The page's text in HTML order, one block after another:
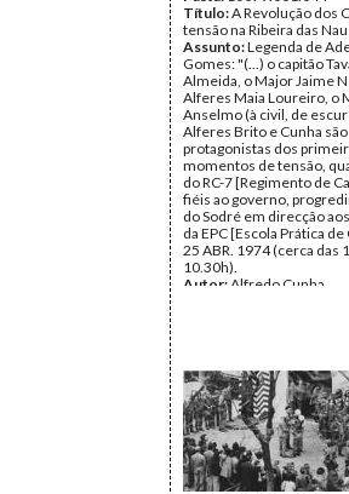
Título:A Revolução dos
tensão na Ribeira das
Assunto:Legenda de
Gomes: "(...) o capitão
Almeida, o Major Jaime
Alferes Maia Loureiro, o
Anselmo (à civil, de
Alferes Brito e Cunha são
protagonistas dos
momentos de tensão,
do RC-7 [Regimento de
fiéis ao governo,
do Sodré em direcção
da EPC [Escola Prática
25 ABR. 1974 (cerca das
10.30h).
Autor: Alfredo Cunha